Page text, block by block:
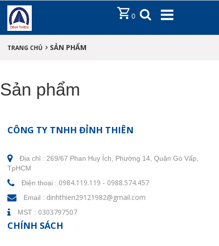
DANH MỤC
TRANG CHỦ
GỚI THIỆU
TIN TỨC
0
TRANG CHỦ SẢN PHẨM
Sản phẩm
CÔNG TY TNHH ĐỈNH THIÊN
Địa chỉ : 269/67 Phan Huy Ích, Phường 14, Quận Gò Vấp,
TpHCM
Điện thoại : 0984.119.119 - 0988.574.457
Email : dinhthien29121982@gmail.com
MST : 0303797507
CHÍNH SÁCH